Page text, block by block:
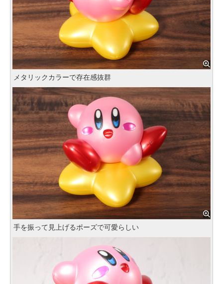
メタリックカラーで存在感抜群
手を振って見上げるポーズで可愛らしい